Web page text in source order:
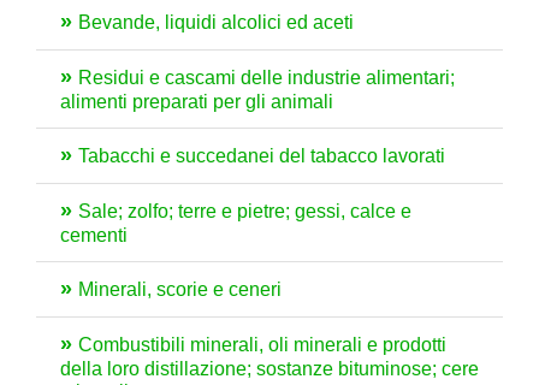
Bevande, liquidi alcolici ed aceti
Residui e cascami delle industrie alimentari;
alimenti preparati per gli animali
Tabacchi e succedanei del tabacco lavorati
Sale; zolfo; terre e pietre; gessi, calce e
cementi
Minerali, scorie e ceneri
Combustibili minerali, oli minerali e prodotti
della loro distillazione; sostanze bituminose; cere